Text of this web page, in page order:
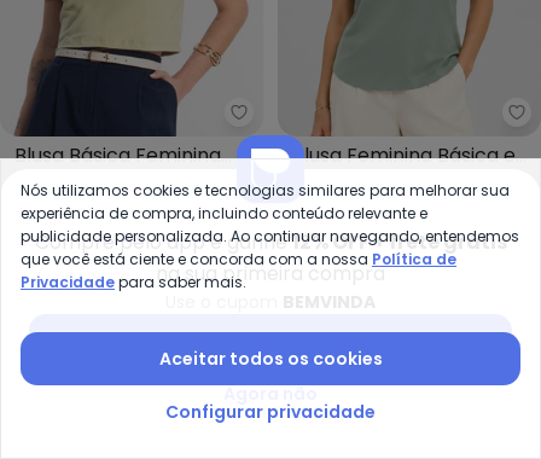
Rovitex - Blusa Básica
Blusa Básica Feminina
Cotton Leve (Verde)
ROVITEX
R$ 59,99R$ 64,99
ou2xdeR$ 29,99semjuros
Blusa Feminina Básica em
Visco Classic (Verde)
ROVITEX
R$ 59,99R$ 69,99
ou2xdeR$ 29,99
-44% -67%
Compre pelo app e ganhe12% OFF + frete grátis
na sua primeira compra
Nós utilizamos cookies e tecnologias similares para melhorar sua
experiência de compra, incluindo conteúdo relevante e
publicidade personalizada. Ao continuar navegando, entendemos
que você está ciente e concorda com a nossa Política de
Privacidadepara saber mais.
Aceitar todos os cookies
Configurar privacidade